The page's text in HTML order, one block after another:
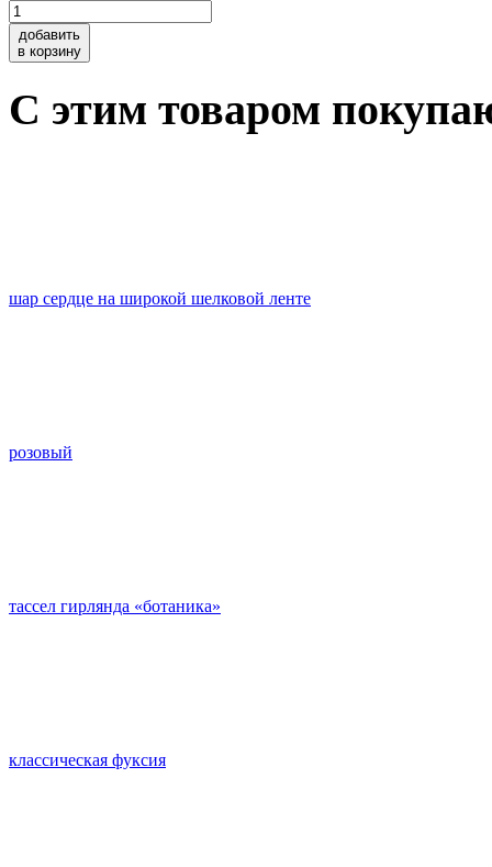
добавить
в корзину
C этим товаром
шар сердце на широкой шелковой ленте
розовый
тассел гирлянда «ботаника»
классическая фуксия